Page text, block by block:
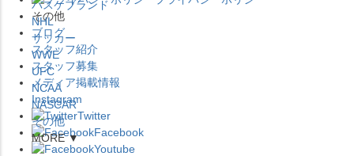
その他
ブログ
スタッフ紹介
スタッフ募集
メディア掲載情報
Instagram
Twitter
Facebook
Youtube
バスケブランド
NHL
サッカー
WWE
UFC
NCAA
NASCAR
その他
MORE ▼